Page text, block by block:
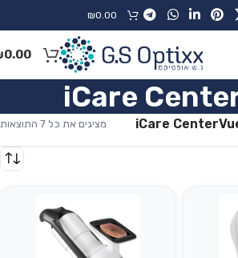
₪0.00
0.00
iCare
iCare מציגים את כל ⁦7⁩ התוצאות